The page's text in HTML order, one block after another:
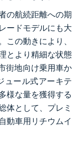
の航続距離への期
ードモデルにも大
この動きにより、
とより精細な状態
街地向け乗用車か
ュール式アーキテ
様な量を獲得する
体として、プレミ
動車用リチウムイ